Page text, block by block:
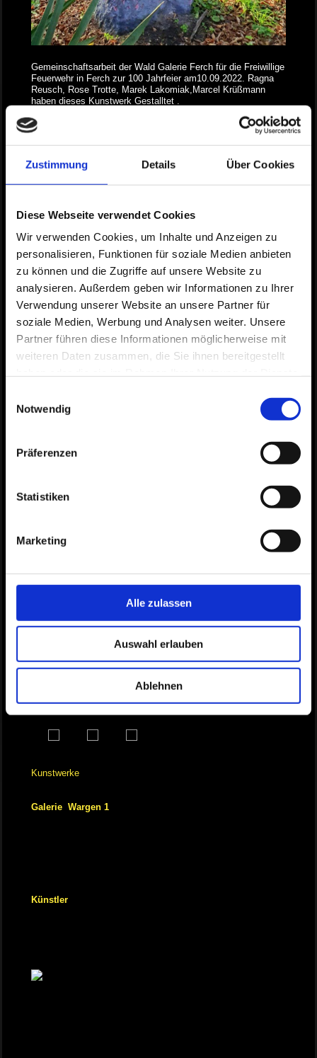
Zustimmung Details Über Cookies
Diese Webseite verwendet Cookies
Wir verwenden Cookies, um Inhalte und Anzeigen zu
personalisieren, Funktionen für soziale Medien anbieten
zu können und die Zugriffe auf unsere Website zu
analysieren. Außerdem geben wir Informationen zu Ihrer
Verwendung unserer Website an unsere Partner für
soziale Medien, Werbung und Analysen weiter. Unsere
Partner führen diese Informationen möglicherweise mit
weiteren Daten zusammen, die Sie ihnen bereitgestellt
Notwendig
Präferenzen
Statistiken
Marketing
Alle zulassen
Auswahl erlauben
Ablehnen
Gemeinschaftsarbeit der Wald Galerie Ferch für die Freiwillige
Feuerwehr in Ferch zur 100 Jahrfeier am10.09.2022. Ragna
Reusch, Rose Trotte, Marek Lakomiak,Marcel Krüßmann
haben dieses Kunstwerk Gestalltet .
Galerie Mix
Kleine Wanderung durch die Wald Galerie
Kunstwerke
Galerie Wargen 1
Künstler